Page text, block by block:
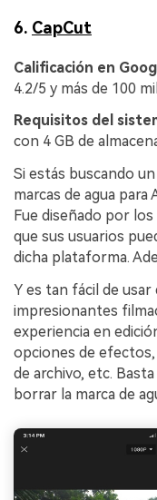
6. CapCut
Calificación en
4.2/5 y más de 100
Requisitos del
con 4 GB de
Si estás buscando
marcas de agua
Fue diseñado por
que sus usuarios
dicha plataforma.
Y es tan fácil de
impresionantes
experiencia en
opciones de
de archivo, etc.
borrar la marca de